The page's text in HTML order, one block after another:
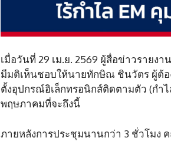
เมื่อวันที่ 29 เม.ย. 2569 ผู้สื่อข่าวรายง
มีมติเห็นชอบให้นายทักษิณ ชินวัตร ผู้ต้อ
ตั้งอุปกรณ์อิเล็กทรอนิกส์ติดตามตัว (กำ
พฤษภาคมที่จะถึงนี้
ภายหลังการประชุมนานกว่า 3 ชั่วโมง